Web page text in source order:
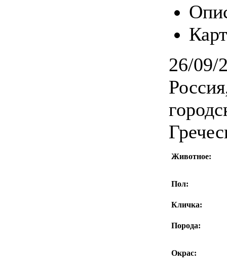
26/09/
Животное:
Пол:
Кличка:
Порода:
Окрас: